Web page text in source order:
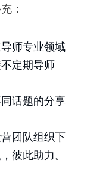
：
师专业领域
定期导师
话题的分享
团队组织下
彼此助力。